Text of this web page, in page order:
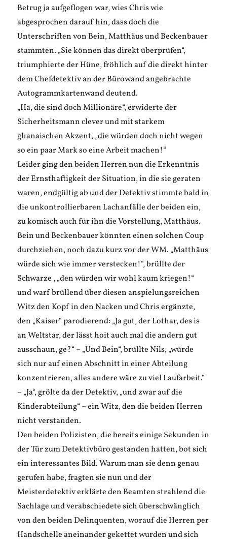
Betrug ja aufgeflogen war, wies Chris wie
abgesprochen darauf hin, dass doch die
Unterschriften von Bein, Matthäus und Beckenbauer
stammten. „Sie können das direkt überprüfen“,
triumphierte der Hüne, fröhlich auf die direkt hinter
dem Chefdetektiv an der Bürowand angebrachte
Autogrammkartenwand deutend.
„Ha, die sind doch Millionäre“, erwiderte der
Sicherheitsmann clever und mit starkem
ghanaischen Akzent, „die würden doch nicht wegen
so ein paar Mark so eine Arbeit machen!“
Leider ging den beiden Herren nun die Erkenntnis
der Ernsthaftigkeit der Situation, in die sie geraten
waren, endgültig ab und der Detektiv stimmte bald in
die unkontrollierbaren Lachanfälle der beiden ein,
zu komisch auch für ihn die Vorstellung, Matthäus,
Bein und Beckenbauer könnten einen solchen Coup
durchziehen, noch dazu kurz vor der WM. „Matthäus
würde sich wie immer verstecken!“, brüllte der
Schwarze , „den würden wir wohl kaum kriegen!“
und warf brüllend über diesen anspielungsreichen
Witz den Kopf in den Nacken und Chris ergänzte,
den „Kaiser“ parodierend: „Ja gut, der Lothar, des is
an Weltstar, der lässt hoit auch mal die andern gut
ausschaun, ge?“ – „Und Bein“, brüllte Nils, „würde
sich nur auf einen Abschnitt in einer Abteilung
konzentrieren, alles andere wäre zu viel Laufarbeit.“
– „Ja“, grölte da der Detektiv, „und zwar auf die
Kinderabteilung“ – ein Witz, den die beiden Herren
nicht verstanden.
Den beiden Polizisten, die bereits einige Sekunden in
der Tür zum Detektivbüro gestanden hatten, bot sich
ein interessantes Bild. Warum man sie denn genau
gerufen habe, fragten sie nun und der
Meisterdetektiv erklärte den Beamten strahlend die
Sachlage und verabschiedete sich überschwänglich
von den beiden Delinquenten, worauf die Herren per
Handschelle aneinander gekettet wurden und sich